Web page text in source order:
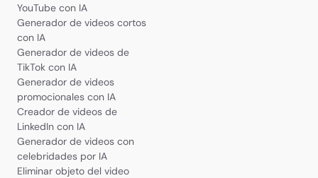
YouTube con IA
Generador de videos cortos
con IA
Generador de videos de
TikTok con IA
Generador de videos
promocionales con IA
Creador de videos de
LinkedIn con IA
Generador de videos con
celebridades por IA
Eliminar objeto del video